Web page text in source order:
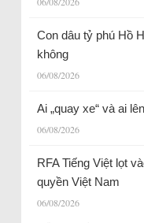
Con dâu tỷ phú Hồ
không
06/08/2026
Ai „quay xe“ và ai
06/08/2026
RFA Tiếng Việt lọt
quyền Việt Nam
06/08/2026